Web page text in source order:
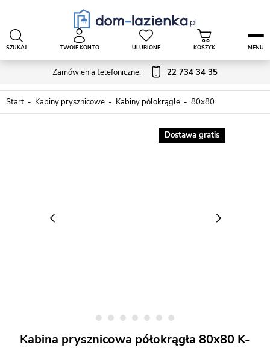
Zamówienia telefoniczne: 22 734 34 35
SZUKAJ TWOJE KONTO ULUBIONE KOSZYK MENU
Start Kabiny prysznicowe Kabiny półokrągłe 80x80
Dostawa gratis
Kabina prysznicowa półokrągła 80x80 K-